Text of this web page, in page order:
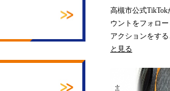
高槻市公式TikTok
ウントをフォロ
アクションをす
と見る